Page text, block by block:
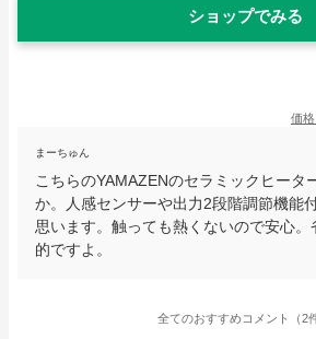
ショップでみる
価
まーちゅん
こちらのYAMAZENのセラミックヒータ
か。人感センサーや出力2段階調節機能
思います。触っても熱くないので安心
的ですよ。
全てのおすすめコメント（2